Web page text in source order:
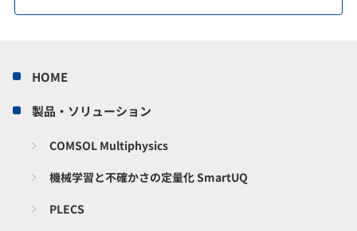
HOME
製品・ソリューション
COMSOL Multiphysics
機械学習と不確かさの定量化 SmartUQ
PLECS